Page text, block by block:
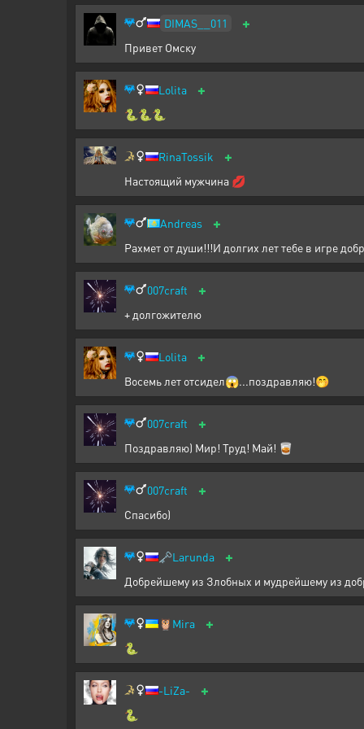
DIMAS__011 +
Привет Омску
Lolita +
🐍🐍🐍
RinaTossik +
Настоящий мужчина 💋
Andreas +
Рахмет от души!!!И долгих лет тебе в игре
007craft +
+ долгожителю
Lolita +
Восемь лет отсидел😱...поздравляю!🤭
007craft +
Поздравляю) Мир! Труд! Май! 🥃
007craft +
Спасибо)
🗝️Larunda +
Добрейшему из Злобных и мудрейшему из
🦉 Mira +
🐍
-LiZa- +
🐍